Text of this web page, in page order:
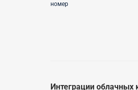
номер
Интеграции облачных